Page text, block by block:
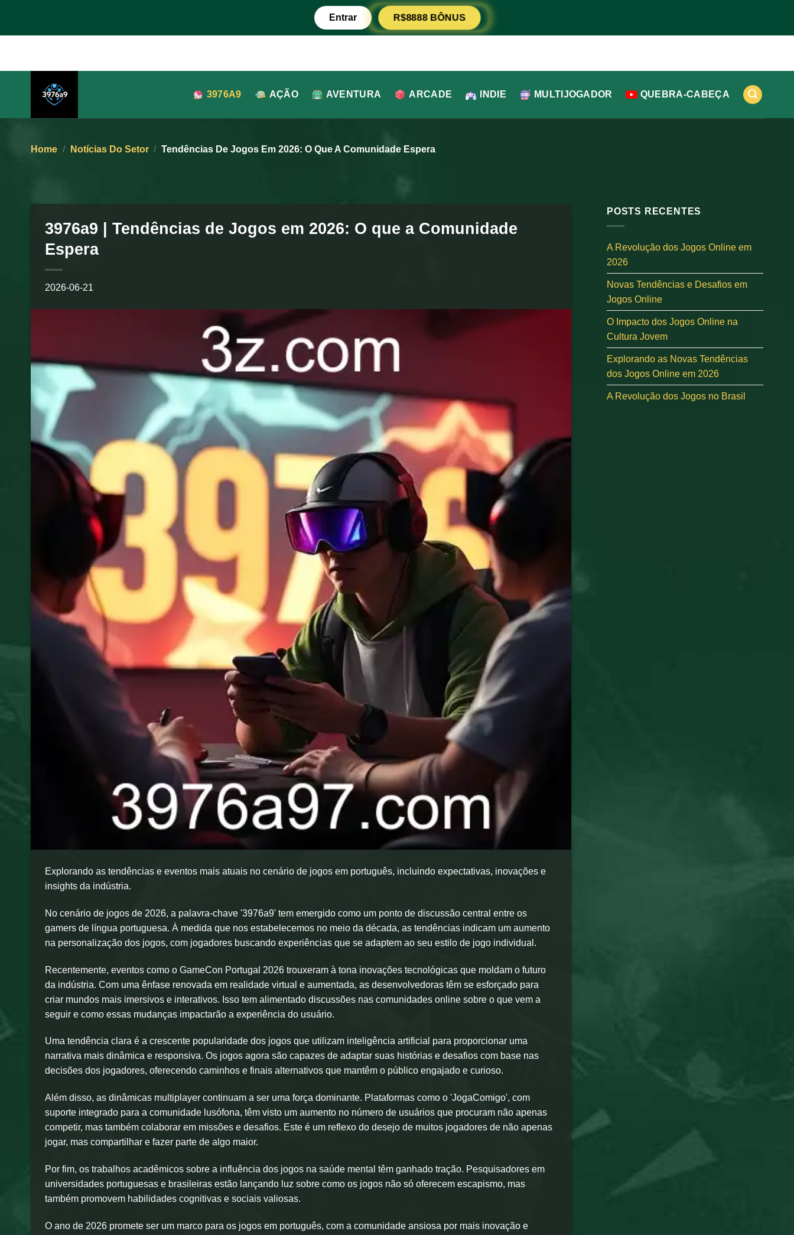
content
Entrar R$8888 BÔNUS
3976A9 AÇÃO AVENTURA ARCADE INDIE MULTIJOGADOR QUEBRA-CABEÇA
Home / Notícias Do Setor / Tendências De Jogos Em 2026: O Que A Comunidade Espera
3976a9 | Tendências de Jogos em 2026: O que a Comunidade
Espera
2026-06-21
Explorando as tendências e eventos mais atuais no cenário de jogos em português, incluindo expectativas, inovações e
insights da indústria.
No cenário de jogos de 2026, a palavra-chave '3976a9' tem emergido como um ponto de discussão central entre os
gamers de língua portuguesa. À medida que nos estabelecemos no meio da década, as tendências indicam um aumento
na personalização dos jogos, com jogadores buscando experiências que se adaptem ao seu estilo de jogo individual.
Recentemente, eventos como o GameCon Portugal 2026 trouxeram à tona inovações tecnológicas que moldam o futuro
da indústria. Com uma ênfase renovada em realidade virtual e aumentada, as desenvolvedoras têm se esforçado para
criar mundos mais imersivos e interativos. Isso tem alimentado discussões nas comunidades online sobre o que vem a
seguir e como essas mudanças impactarão a experiência do usuário.
Uma tendência clara é a crescente popularidade dos jogos que utilizam inteligência artificial para proporcionar uma
narrativa mais dinâmica e responsiva. Os jogos agora são capazes de adaptar suas histórias e desafios com base nas
decisões dos jogadores, oferecendo caminhos e finais alternativos que mantêm o público engajado e curioso.
Além disso, as dinâmicas multiplayer continuam a ser uma força dominante. Plataformas como o 'JogaComigo', com
suporte integrado para a comunidade lusófona, têm visto um aumento no número de usuários que procuram não apenas
competir, mas também colaborar em missões e desafios. Este é um reflexo do desejo de muitos jogadores de não apenas
jogar, mas compartilhar e fazer parte de algo maior.
Por fim, os trabalhos acadêmicos sobre a influência dos jogos na saúde mental têm ganhado tração. Pesquisadores em
universidades portuguesas e brasileiras estão lançando luz sobre como os jogos não só oferecem escapismo, mas
também promovem habilidades cognitivas e sociais valiosas.
O ano de 2026 promete ser um marco para os jogos em português, com a comunidade ansiosa por mais inovação e
POSTS RECENTES
A Revolução dos Jogos Online em
2026
Novas Tendências e Desafios em
Jogos Online
O Impacto dos Jogos Online na
Cultura Jovem
Explorando as Novas Tendências
dos Jogos Online em 2026
A Revolução dos Jogos no Brasil